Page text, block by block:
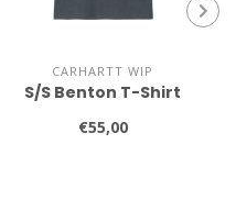
CARHARTT WIP
S/S Benton T-Shirt
€55,00